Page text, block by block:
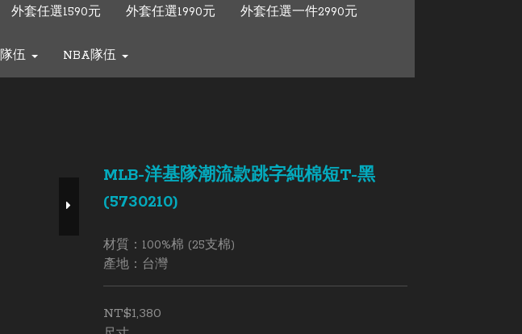
外套任選1590元 外套任選1990元 外套任選一件2990元
伍 NBA隊伍
MLB-洋基隊潮流款跳字純棉短T-黑
(5730210)
材質：100%棉 (25支棉)
產地：台灣
NT$1,380